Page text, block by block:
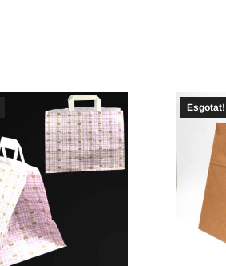
Esgotat!